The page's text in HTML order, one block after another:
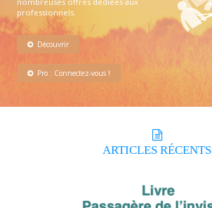
professionnels.
Découvrir
Pro : Connectez-vous !
ARTICLES RÉCENTS